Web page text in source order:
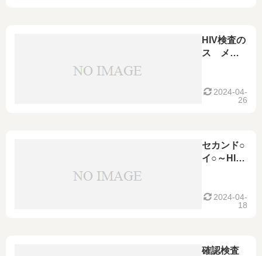
HIV検査の
スゝメ～1
やHIV感染
が心配な
2024-04-
26
セカンド○
イ○～HIV
2024-04-
18
確認検査